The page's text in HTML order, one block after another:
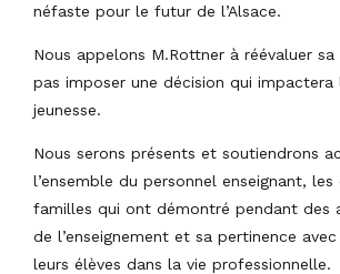
néfaste pour le futur de l’Alsace.
Nous appelons M.Rottner à réévaluer
pas imposer une décision qui
jeunesse.
Nous serons présents et soutiendrons
l’ensemble du personnel enseignant, les
familles qui ont démontré pendant des
de l’enseignement et sa pertinence
leurs élèves dans la vie professionnelle.